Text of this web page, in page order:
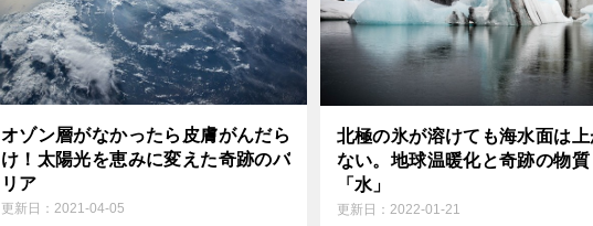
オゾン層がなかったら皮膚がんだら
け！太陽光を恵みに変えた奇跡のバ
リア
更新日： 2021-04-05
北極の氷が溶けても海水面は上
ない。地球温暖化と奇跡の物質
「水」
更新日： 2022-01-21